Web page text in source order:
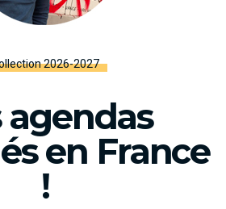
2026-2027
agendas
en France
!